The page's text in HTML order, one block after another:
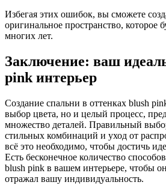
Избегая этих ошибок, вы сможете
оригинальное пространство, которое
многих лет.
Заключение: ваш
pink интерьер
Создание спальни в оттенках blush
выбор цвета, но и целый процесс,
множество деталей. Правильный
стильных комбинаций и уход от
всё это необходимо, чтобы достичь
Есть бесконечное количество
blush pink в вашем интерьере, чтобы
отражал вашу индивидуальность.